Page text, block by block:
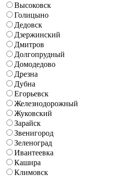
Высоковск
Голицыно
Дедовск
Дзержинский
Дмитров
Долгопрудный
Домодедово
Дрезна
Дубна
Егорьевск
Железнодорожный
Жуковский
Зарайск
Звенигород
Зеленоград
Ивантеевка
Кашира
Климовск